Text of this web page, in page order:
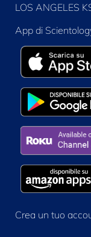
LOS ANGELES
App di
Crea un tuo